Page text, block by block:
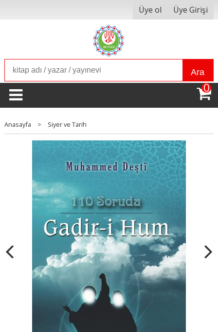
Üye ol Üye Girişi
Ara
0
Anasayfa > Siyer ve Tarih